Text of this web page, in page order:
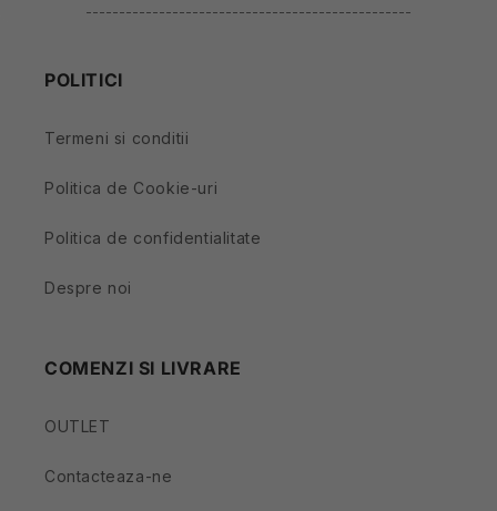
-------------------------------------------------
POLITICI
Termeni si conditii
Politica de Cookie-uri
Politica de confidentialitate
Despre noi
COMENZI SI LIVRARE
OUTLET
Contacteaza-ne